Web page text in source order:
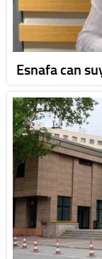
Esnafa can